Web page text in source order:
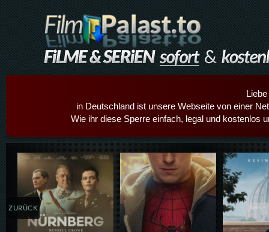
in Deutschland ist unsere Webseite von einer
Wie ihr diese Sperre einfach, legal und kostenlos
Details,Play Details,Play
ZURÜCK